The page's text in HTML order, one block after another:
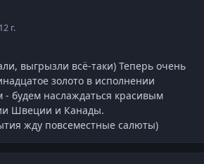
12 г.
выгрызли всё-таки) Теперь очень
золото в исполнении
- будем наслаждаться красивым
Швеции и Канады.
жду повсеместные салюты)